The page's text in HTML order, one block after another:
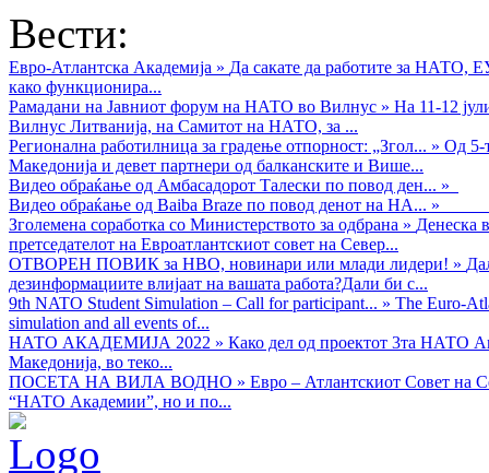
Вести:
Евро-Атлантска Академија » Да сакате да работите за НАТО,
како функционира...
Рамадани на Јавниот форум на НАТО во Вилнус » На 11-12
Вилнус Литванија, на Самитот на НАТО, за ...
Регионална работилница за градење отпорност: „Згол... » Од 5-
Македонија и девет партнери од балканските и Више...
Видео обраќањe од Амбасадорот Талески по повод ден... »
Видео обраќање од Baiba Braze по повод денот на НА... »
Зголемена соработка со Министерството за одбрана » Денеска
претседателот на Евроатлантскиот совет на Север...
ОТВОРЕН ПОВИК за НВО, новинари или млади лидери! »
дезинформациите влијаат на вашата работа?Дали би с...
9th NATO Student Simulation – Call for participant... » The Euro-
simulation and all events of...
НАТО АКАДЕМИЈА 2022 » Како дел од проектот 3та НАТО
Македонија, во теко...
ПОСЕТА НА ВИЛА ВОДНО » Евро – Атлантскиот Совет на
“НАТО Академии”, но и по...